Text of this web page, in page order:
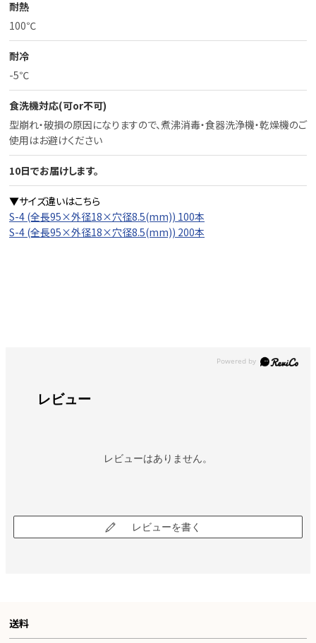
耐熱
100℃
耐冷
-5℃
食洗機対応(可or不可)
型崩れ・破損の原因になりますので、煮沸消毒・食器洗浄機・乾燥機のご
使用はお避けください
10日でお届けします。
▼サイズ違いはこちら
S-4 (全長95×外径18×穴径8.5(mm)) 100本
S-4 (全長95×外径18×穴径8.5(mm)) 200本
レビュー
レビューはありません。
レビューを書く
送料